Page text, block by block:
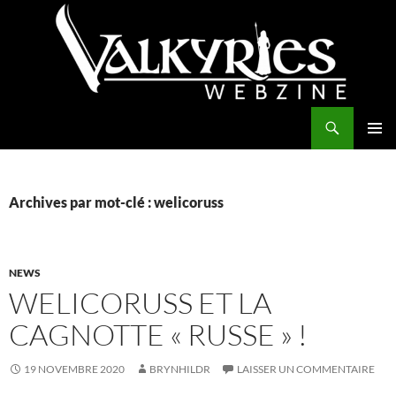
Archives par mot-clé : welicoruss
NEWS
WELICORUSS ET LA
CAGNOTTE « RUSSE » !
19 NOVEMBRE 2020 BRYNHILDR LAISSER UN COMMENTAIRE